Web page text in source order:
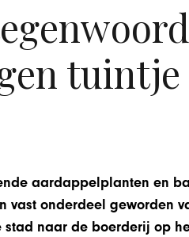
aardappelplanten en
vast onderdeel geworden
stad naar de boerderij op